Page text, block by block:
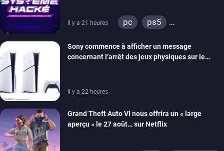
Il y a 21 heures pc
ps5
ios
android
xbox one
switch 2
Sony commence à afficher un message
concernant l’arrêt des jeux physiques sur le
Il y a 22 heures
Grand Theft Auto VI nous offrira un « large
aperçu » le 27 août… sur Netflix